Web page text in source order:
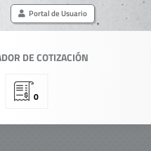
Portal de Usuario
DE COTIZACIÓN
0